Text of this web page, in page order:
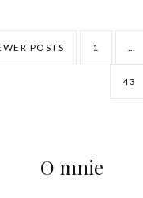
POSTS 1 …
43
O mnie